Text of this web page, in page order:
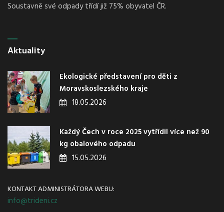
Soustavně své odpady třídí již 75% obyvatel ČR.
Aktuality
Ekologické představení pro děti z
Moravskoslezského kraje
18.05.2026
Každý Čech v roce 2025 vytřídil více než 90
kg obalového odpadu
15.05.2026
KONTAKT ADMINISTRÁTORA WEBU:
info@trideni.cz